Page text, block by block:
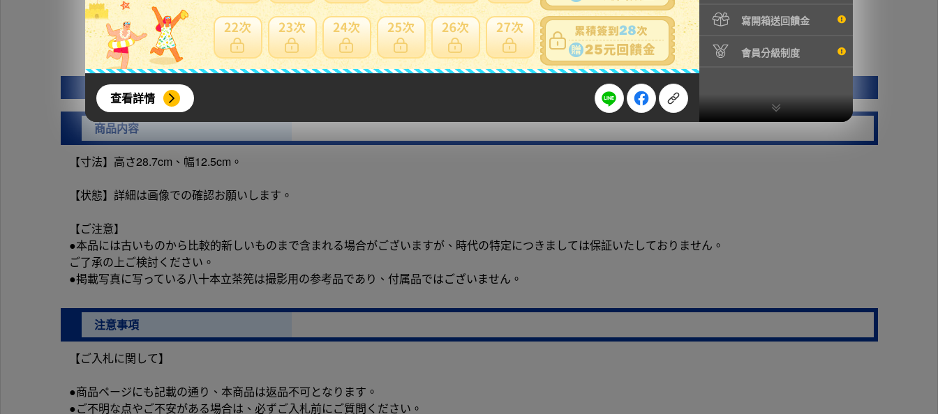
查看詳情
寫開箱送回饋金
會員分級制度
商品内容
【寸法】高さ28.7cm、幅12.5cm。
【状態】詳細は画像での確認お願いします。
【ご注意】
●本品には古いものから比較的新しいものまで含まれる場合がございますが、時代の特定につきましては保証いたしておりません。
ご了承の上ご検討ください。
●掲載写真に写っている八十本立茶筅は撮影用の参考品であり、付属品ではございません。
注意事項
【ご入札に関して】
●商品ページにも記載の通り、本商品は返品不可となります。
●ご不明な点やご不安がある場合は、必ずご入札前にご質問ください。